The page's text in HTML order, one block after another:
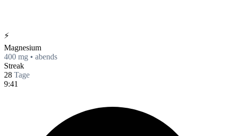
⚡
Magnesium
400 mg • abends
Streak
28 Tage
9:41